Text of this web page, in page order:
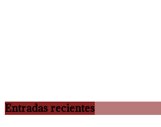
Entradas recientes